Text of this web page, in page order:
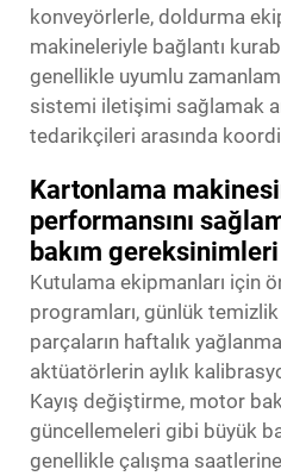
konveyörlerle, doldurma
makineleriyle bağlantı
genellikle uyumlu
sistemi iletişimi sağlamak
tedarikçileri arasında
Kartonlama
performansını
bakım
Kutulama ekipmanları için
programları, günlük
parçaların haftalık
aktüatörlerin aylık
Kayış değiştirme, motor
güncellemeleri gibi büyük
genellikle çalışma